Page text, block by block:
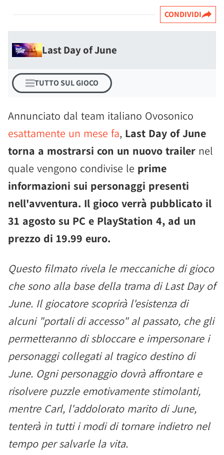
CONDIVIDI
Last Day of June
TUTTO SUL GIOCO
Annunciato dal team italiano Ovosonico
esattamente un mese fa, Last Day of June
torna a mostrarsi con un nuovo trailer nel
quale vengono condivise le prime
informazioni sui personaggi presenti
nell'avventura. Il gioco verrà pubblicato il
31 agosto su PC e PlayStation 4, ad un
prezzo di 19.99 euro.
Questo filmato rivela le meccaniche di gioco
che sono alla base della trama di Last Day of
June. Il giocatore scoprirà l'esistenza di
alcuni "portali di accesso" al passato, che gli
permetteranno di sbloccare e impersonare i
personaggi collegati al tragico destino di
June. Ogni personaggio dovrà affrontare e
risolvere puzzle emotivamente stimolanti,
mentre Carl, l'addolorato marito di June,
tenterà in tutti i modi di tornare indietro nel
tempo per salvarle la vita.